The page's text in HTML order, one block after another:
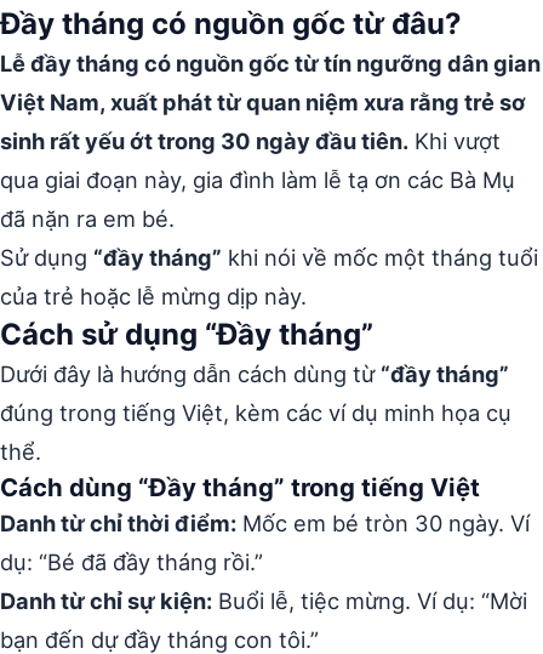
Đầy tháng có nguồn gốc từ đâu?
Lễ đầy tháng có nguồn gốc từ tín ngưỡng dân gian
Việt Nam, xuất phát từ quan niệm xưa rằng trẻ sơ
sinh rất yếu ớt trong 30 ngày đầu tiên. Khi vượt
qua giai đoạn này, gia đình làm lễ tạ ơn các Bà Mụ
đã nặn ra em bé.
Sử dụng “đầy tháng” khi nói về mốc một tháng tuổi
của trẻ hoặc lễ mừng dịp này.
Cách sử dụng “Đầy tháng”
Dưới đây là hướng dẫn cách dùng từ “đầy tháng”
đúng trong tiếng Việt, kèm các ví dụ minh họa cụ
thể.
Cách dùng “Đầy tháng” trong tiếng Việt
Danh từ chỉ thời điểm: Mốc em bé tròn 30 ngày. Ví
dụ: “Bé đã đầy tháng rồi.”
Danh từ chỉ sự kiện: Buổi lễ, tiệc mừng. Ví dụ: “Mời
bạn đến dự đầy tháng con tôi.”